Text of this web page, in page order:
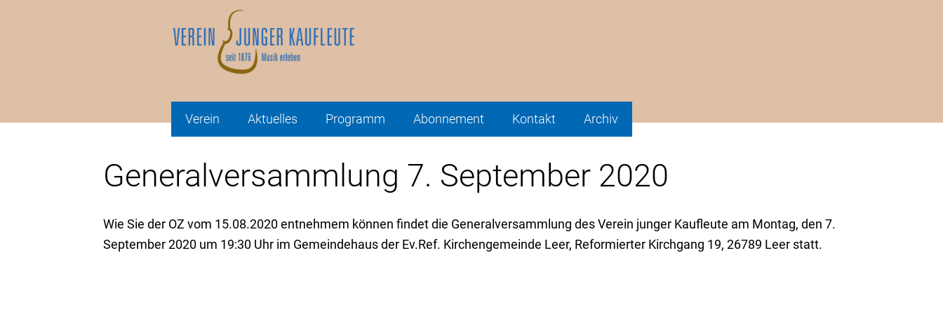
Verein Aktuelles Programm Abonnement Kontakt Archiv
Generalversammlung 7. September 2020
Wie Sie der OZ vom 15.08.2020 entnehmem können findet die Generalversammlung des Verein junger Kaufleute am Montag, den 7.
September 2020 um 19:30 Uhr im Gemeindehaus der Ev.Ref. Kirchengemeinde Leer, Reformierter Kirchgang 19, 26789 Leer statt.